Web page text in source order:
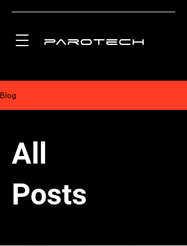
parotech
Blog
All
Posts